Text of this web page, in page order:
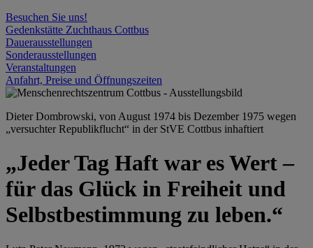
Besuchen Sie uns!
Gedenkstätte Zuchthaus Cottbus
Dauerausstellungen
Sonderausstellungen
Veranstaltungen
Anfahrt, Preise und Öffnungszeiten
Dieter Dombrowski, von August 1974 bis Dezember 1975 wegen
„versuchter Republikflucht“ in der StVE Cottbus inhaftiert
„Jeder Tag Haft war es Wert –
für das Glück in Freiheit und
Selbstbestimmung zu leben.“